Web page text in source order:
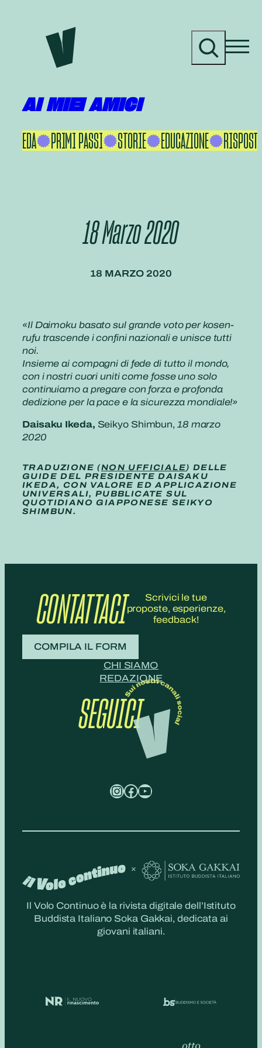
contenuto
r
AI MIEI AMICI
IKEDA PRIMI PASSI STORIE EDUCAZIONE
18 Marzo 2020
18 MARZO 2020
«Il Daimoku basato sul grande voto per kosen-
rufu trascende i confini nazionali e unisce tutti
noi.
Insieme ai compagni di fede di tutto il mondo,
con i nostri cuori uniti come fosse uno solo
continuiamo a pregare con forza e profonda
dedizione per la pace e la sicurezza mondiale!»
Daisaku Ikeda, Seikyo Shimbun, 18 marzo
2020
TRADUZIONE (NON UFFICIALE) DELLE
GUIDE DEL PRESIDENTE DAISAKU
IKEDA, CON VALORE ED APPLICAZIONE
UNIVERSALI, PUBBLICATE SUL
QUOTIDIANO GIAPPONESE SEIKYO
SHIMBUN.
CONTATTACI
Scrivici le tue
proposte, esperienze,
feedback!
COMPILA IL FORM
CHI SIAMO
REDAZIONE
SEGUICI
InstagramFacebook YouTube
Il Volo Continuo è la rivista digitale dell’Istituto
Buddista Italiano Soka Gakkai, dedicata ai
giovani italiani.